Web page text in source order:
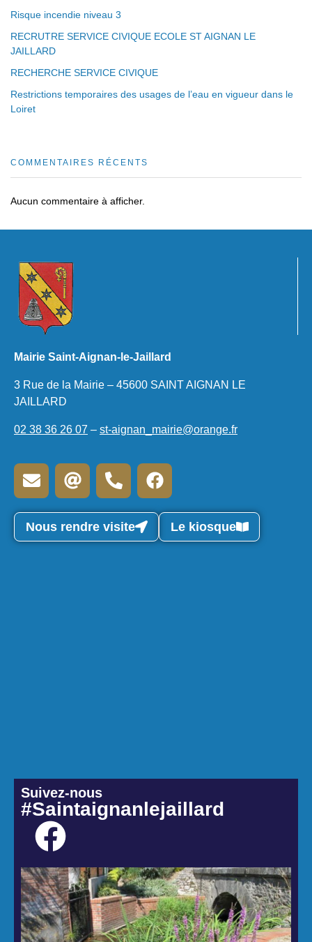
Risque incendie niveau 3
RECRUTRE SERVICE CIVIQUE ECOLE ST AIGNAN LE
JAILLARD
RECHERCHE SERVICE CIVIQUE
Restrictions temporaires des usages de l’eau en vigueur dans le
Loiret
COMMENTAIRES RÉCENTS
Aucun commentaire à afficher.
Mairie Saint-Aignan-le-Jaillard
3 Rue de la Mairie – 45600 SAINT AIGNAN LE
JAILLARD
02 38 36 26 07 – st-aignan_mairie@orange.fr
Nous rendre visite Le kiosque
Suivez-nous
#Saintaignanlejaillard